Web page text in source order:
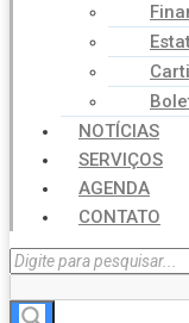
NOTÍCIAS
SERVIÇOS
AGENDA
CONTATO